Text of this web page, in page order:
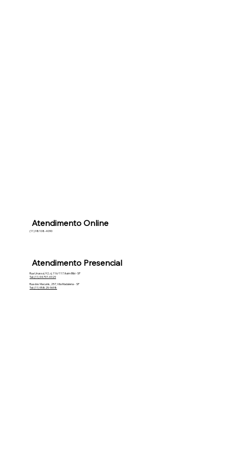
Atendimento Presencial
Rua Urussuí, 92, cj. 116/117. Itaim Bibi - SP
Tel: (11) 94797-4929
Rua dos Macunis, 257, Vila Madalena - SP
Tel: (11) 95825-9698
Atendimento Online
(11) 98108-4090